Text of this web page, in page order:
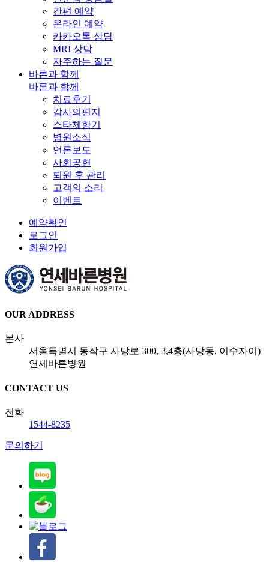
간편 예약
온라인 예약
카카오톡 상담
MRI 상담
자주하는 질문
바른과 함께
바른과 함께
치료후기
감사의편지
스타체험기
병원소식
언론보도
사회공헌
퇴원 후 관리
고객의 소리
이벤트
예약확인
로그인
회원가입
OUR ADDRESS
본사
서울특별시 동작구 사당로 300, 3,4층(사당동, 이수자이)
연세바른병원
CONTACT US
전화
1544-8235
문의하기